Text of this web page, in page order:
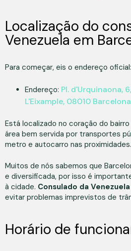
Localização do
Venezuela em
Para começar, eis o endereço oficial:
Endereço: Pl. d'Urquinaona,
L'Eixample, 08010 Barcelona
Está localizado no coração do
área bem servida por transportes
metro e autocarro nas proximidades.
Muitos de nós sabemos que
e diversificada, por isso é
à cidade. Consulado da
evitar problemas imprevistos de
Horário de